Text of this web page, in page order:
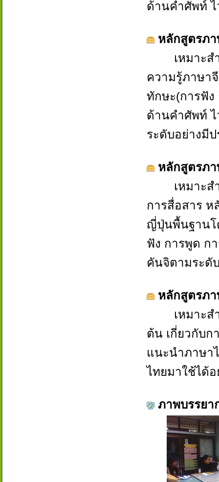
ด้านคำศัพท์ ไ
หลักสูตรภ
เหมาะสำห
ความรู้ภาษา
ทักษะ(การฟัง
ด้านคำศัพท์
ระดับอย่างมี
หลักสูตรภ
เหมาะสำห
การสื่อสาร ห
ญี่ปุ่นพื้นฐานโ
ฟัง การพูด ก
คันจิตามระดั
หลักสูตรภ
เหมาะสำห
ต้น เกี่ยวกับก
แนะนำภาษา
ไทยมาใช้ได้
ภาพบรรยา